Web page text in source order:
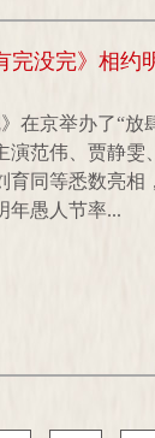
完没完》相约
在京举办了“放
范伟、贾静雯
同等悉数亮相
年愚人节率...